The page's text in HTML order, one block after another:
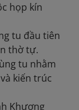
họp kín
tu đầu tiên
thờ tự.
tu nhằm
kiến trúc
Khương